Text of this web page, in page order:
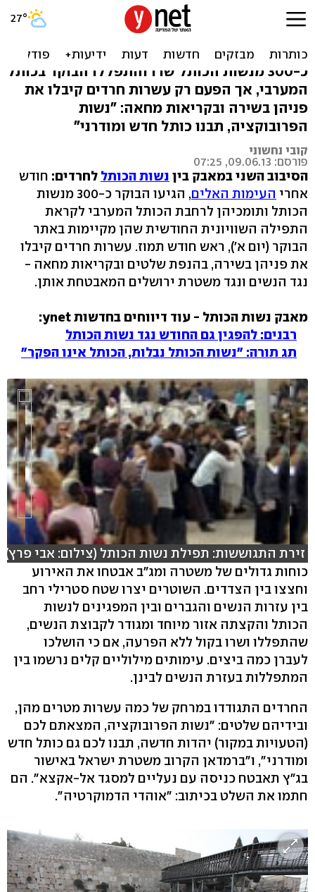
קרב שירה: נשות הכותל נגד
החרדים, חלק ב'
כ-300 מנשות הכותל שרו והתפללו הבוקר בכותל
המערבי, אך הפעם רק עשרות חרדים קיבלו את
פניהן בשירה ובקריאות מחאה: "נשות
הפרובוקציה, תבנו כותל חדש ומודרני"
קובי נחשוני
פורסם: 09.06.13, 07:25
הסיבוב השני במאבק בין נשות הכותל לחרדים: חודש
אחרי העימות האלים
, הגיעו הבוקר כ-300 מנשות
הכותל ותומכיהן לרחבת הכותל המערבי לקראת
התפילה השוויונית החודשית שהן מקיימות באתר
הבוקר (יום א'), ראש חודש תמוז. עשרות חרדים קיבלו
את פניהן בשירה, בהנפת שלטים ובקריאות מחאה -
נגד הנשים ונגד משטרת ירושלים המאבטחת אותן.
מאבק נשות הכותל - עוד דיווחים בחדשות ynet:
רבנים: להפגין גם החודש נגד נשות הכותל
תג תורה: "נשות הכותל נבלות, הכותל אינו הפקר"
hlsjs-lite: Network error
זירת התגוששות: תפילת נשות הכותל (צילום: אבי פרץ)
כוחות גדולים של משטרה ומג"ב אבטחו את האירוע
וחצצו בין הצדדים. השוטרים יצרו שטח סטרילי רחב
בין עזרות הנשים והגברים ובין המפגינים לנשות
הכותל והקצתה אזור מיוחד ומגודר לקבוצת הנשים,
שהתפללו ושרו בקול ללא הפרעה, אם כי הושלכו
לעברן כמה ביצים. עימותים מילוליים קלים נרשמו בין
המתפללות בעזרת הנשים לבינן.
החרדים התגודדו במרחק של כמה עשרות מטרים מהן,
ובידיהם שלטים: "נשות הפרובוקציה, המצאתם לכם
(הטעויות במקור) יהדות חדשה, תבנו לכם גם כותל חדש
ומודרני", ו"ברמדאן הקרוב משטרת ישראל באישור
בג"ץ תאבטח כניסה עם נעליים למסגד אל-אקצא". הם
חתמו את השלט בכיתוב: "אוהדי הדמוקרטיה".